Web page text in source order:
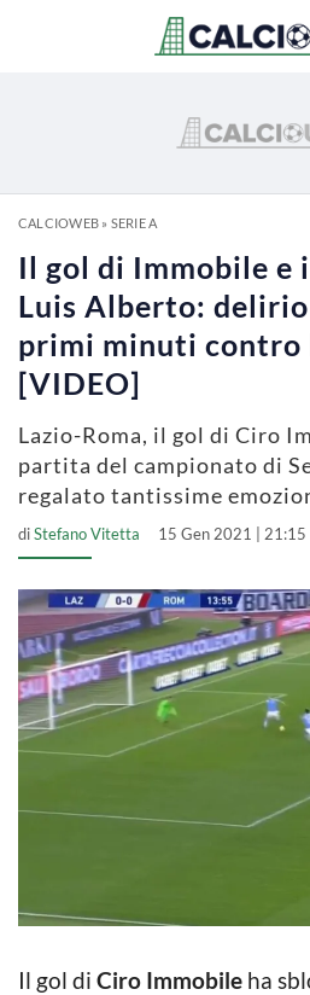
CALCIOWEB» SERIE A
Il gol di Immobile e
Luis Alberto:
primi minuti contro
[VIDEO]
Lazio-Roma, il gol di Ciro
partita del campionato di
regalato tantissime
diStefano Vitetta 15 Gen 2021 | 21:15
Il gol di Ciro Immobile ha